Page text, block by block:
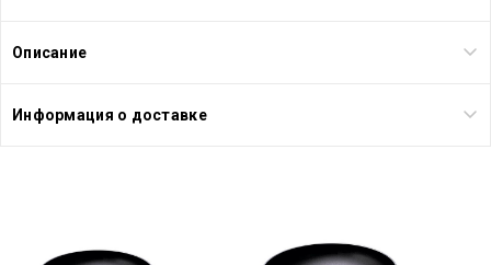
Описание
Информация о доставке